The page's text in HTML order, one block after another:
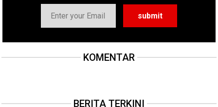
KOMENTAR
BERITA TERKINI